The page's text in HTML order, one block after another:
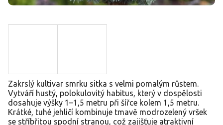
Zakrslý kultivar smrku sitka s velmi pomalým růstem.
Vytváří hustý, polokulovitý habitus, který v dospělosti
dosahuje výšky 1–1,5 metru při šířce kolem 1,5 metru.
Krátké, tuhé jehličí kombinuje tmavě modrozelený vršek
se stříbřitou spodní stranou, což zajišťuje atraktivní